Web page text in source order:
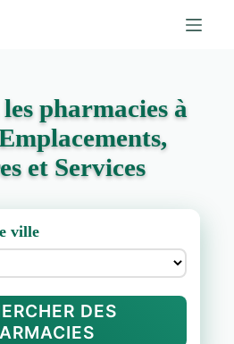
pharmacies à
et Services
ville
DES